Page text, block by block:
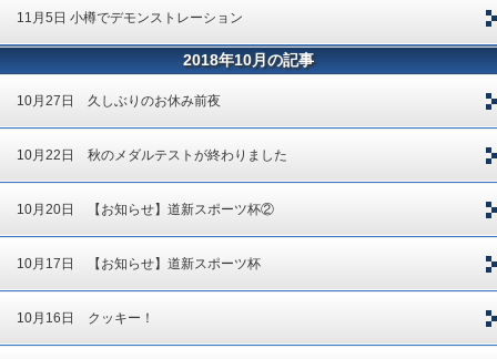
11月5日 小樽でデモンストレーション
2018年10月の記事
10月27日 久しぶりのお休み前夜
10月22日 秋のメダルテストが終わりました
10月20日 【お知らせ】道新スポーツ杯②
10月17日 【お知らせ】道新スポーツ杯
10月16日 クッキー！